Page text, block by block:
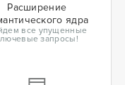
Расширение
ядра
все упущенные
запросы!